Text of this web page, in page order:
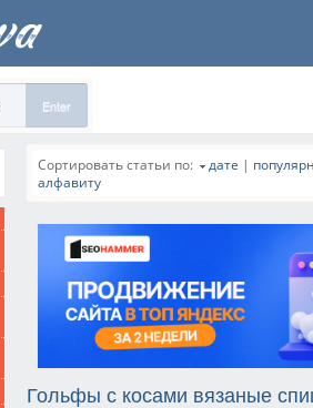
Enter
Сортировать статьи по: дате |
алфавиту
Гольфы с косами вязаные